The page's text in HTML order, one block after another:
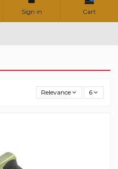
Sign in Cart
Relevance 6